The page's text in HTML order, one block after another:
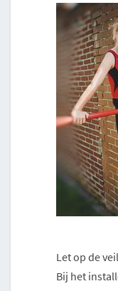
Let op de
Bij het